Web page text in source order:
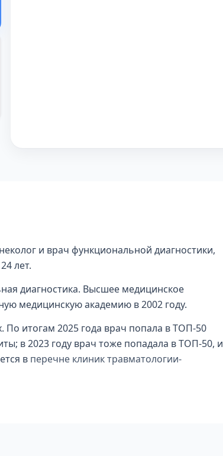
и врач функциональной диагностики,
лет.
диагностика. Высшее медицинское
медицинскую академию в 2002 году.
По итогам 2025 года врач попала в ТОП-50
в 2023 году врач тоже попадала в ТОП-50, и
в перечне клиник травматологии-